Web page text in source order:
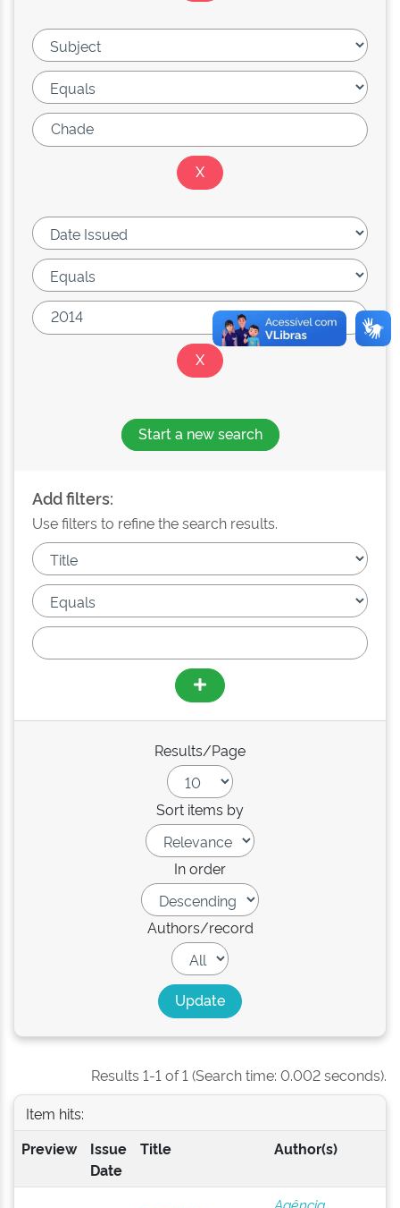
Start a new search
Add filters:
Use filters to refine the search results.
Results/Page
Sort items by
In order
Authors/record
Results 1-1 of 1 (Search time: 0.002 seconds).
Item hits:
Preview
Issue
Date
Title Author(s)